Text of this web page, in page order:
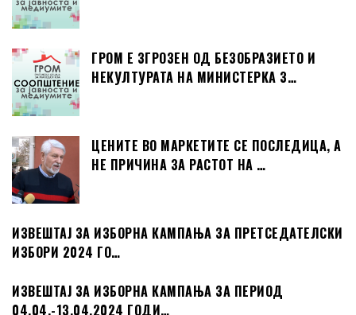
ГРОМ Е ЗГРОЗЕН ОД БЕЗОБРАЗИЕТО И
НЕКУЛТУРАТА НА МИНИСТЕРКА З…
ЦЕНИТЕ ВО МАРКЕТИТЕ СЕ ПОСЛЕДИЦА, А
НЕ ПРИЧИНА ЗА РАСТОТ НА …
ИЗВЕШТАЈ ЗА ИЗБОРНА КАМПАЊА ЗА ПРЕТСЕДАТЕЛСКИ
ИЗБОРИ 2024 ГО…
ИЗВЕШТАЈ ЗА ИЗБОРНА КАМПАЊА ЗА ПЕРИОД
04.04.-13.04.2024 ГОДИ…